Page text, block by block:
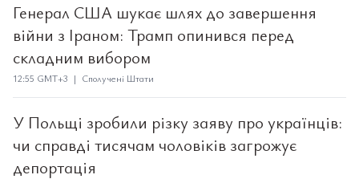
Генерал США шукає шлях до завершення
війни з Іраном: Трамп опинився перед
складним вибором
12:55 GMT+3 | Сполучені Штати
У Польщі зробили різку заяву про українців:
чи справді тисячам чоловіків загрожує
депортація